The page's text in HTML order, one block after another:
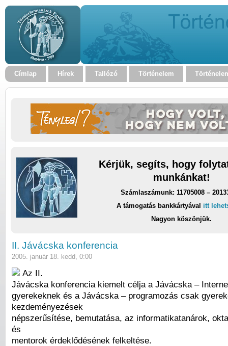
Címlap Hírek Tallózó Történelem
Kérjük, segíts, hogy
munkánkat!
Számlaszámunk: 11705008 –
A támogatás bankkártyával itt
Nagyon köszönjük.
II. Jávácska konferencia
2005. január 18. kedd, 0:00
Az II.
Jávácska konferencia kiemelt célja a Jávácska –
gyerekeknek és a Jávácska – programozás csak
kezdeményezések
népszerűsítése, bemutatása, az informatikatanárok,
és
mentorok érdeklődésének felkeltése.